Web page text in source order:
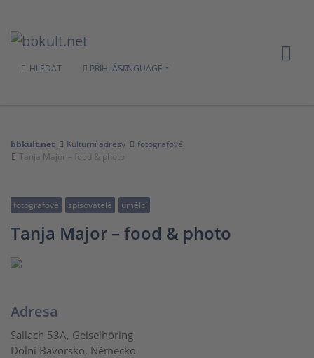
HLEDAT PŘIHLÁSITLANGUAGE
bbkult.net Kulturní adresy
fotografové
Tanja Major – food & photo
fotografové spisovatelé umělci
Tanja Major – food & photo
Adresa
Sallach 53A, Geiselhöring
Dolní Bavorsko, Německo